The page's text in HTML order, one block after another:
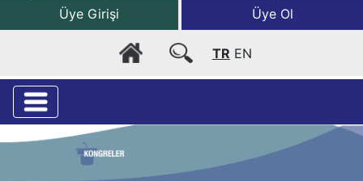
Üye Ol
Üye Girişi
TR EN